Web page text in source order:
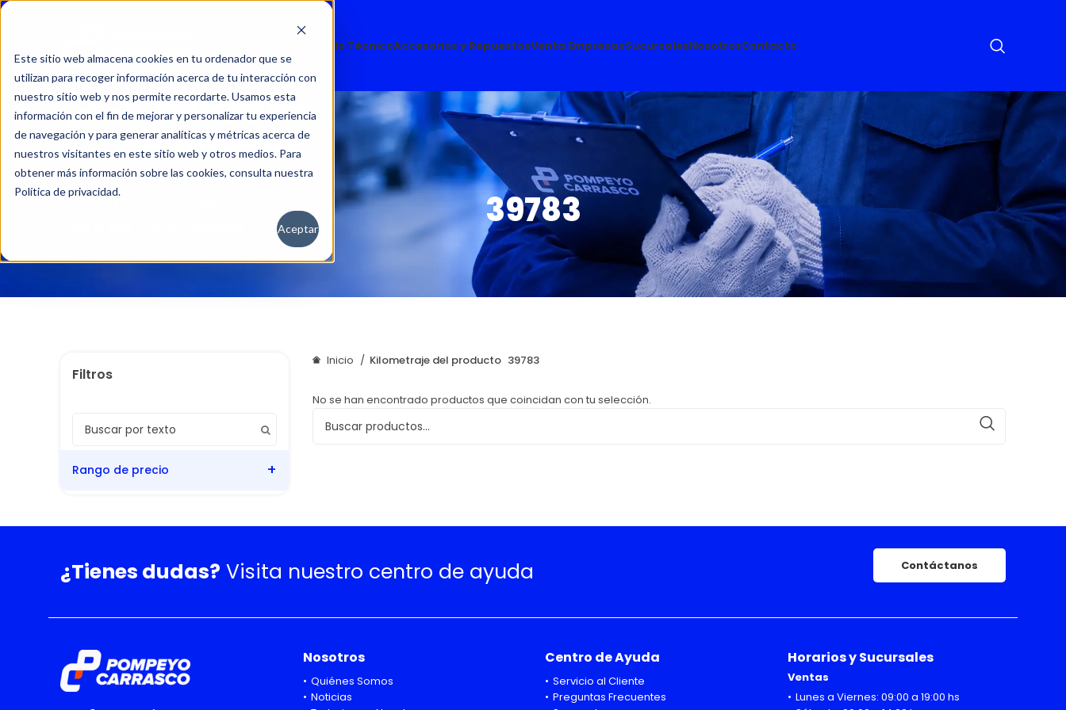
Este sitio web almacena cookies en tu ordenador que se
utilizan para recoger información acerca de tu interacción con
nuestro sitio web y nos permite recordarte. Usamos esta
información con el fin de mejorar y personalizar tu experiencia
de navegación y para generar analíticas y métricas acerca de
nuestros visitantes en este sitio web y otros medios. Para
obtener más información sobre las cookies, consulta nuestra
Política de privacidad.
Aceptar
Servicio TécnicoAccesorios y RepuestosVenta EmpresasSucursalesNosotrosContacto
39783
Rango de precio
Inicio Kilometraje del producto 39783
No se han encontrado productos que coincidan con tu selección.
¿Tienes dudas? Visita nuestro centro de ayuda Contáctanos
Nosotros
Quiénes Somos
Noticias
Centro de Ayuda
Servicio al Cliente
Preguntas Frecuentes
Horarios y Sucursales
Ventas
Lunes a Viernes: 09:00 a 19:00 hs